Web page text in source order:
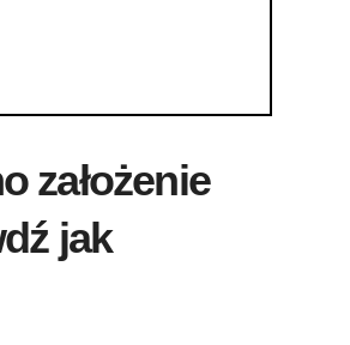
założenie
jak